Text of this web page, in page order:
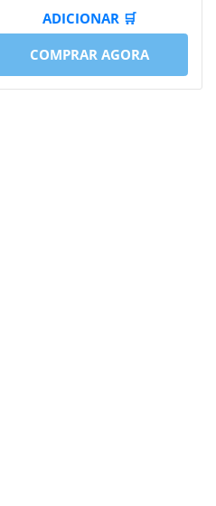
ADICIONAR 🛒
COMPRAR AGORA